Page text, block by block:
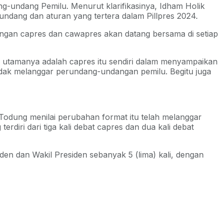
undang Pemilu. Menurut klarifikasinya, Idham Holik
dan aturan yang tertera dalam Pillpres 2024.
capres dan cawapres akan datang bersama di setiap
adalah capres itu sendiri dalam menyampaikan
melanggar perundang-undangan pemilu. Begitu juga
menilai perubahan format itu telah melanggar
dari tiga kali debat capres dan dua kali debat
dan Wakil Presiden sebanyak 5 (lima) kali, dengan